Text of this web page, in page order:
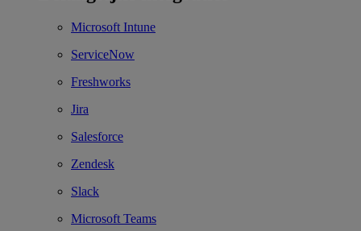
Microsoft Intune
ServiceNow
Freshworks
Jira
Salesforce
Zendesk
Slack
Microsoft Teams